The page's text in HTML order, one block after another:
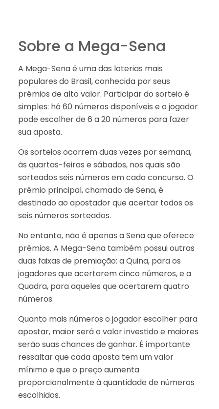
Sobre a Mega-Sena
A Mega-Sena é uma das loterias mais
populares do Brasil, conhecida por seus
prêmios de alto valor. Participar do sorteio é
simples: há 60 números disponíveis e o jogador
pode escolher de 6 a 20 números para fazer
sua aposta.
Os sorteios ocorrem duas vezes por semana,
às quartas-feiras e sábados, nos quais são
sorteados seis números em cada concurso. O
prêmio principal, chamado de Sena, é
destinado ao apostador que acertar todos os
seis números sorteados.
No entanto, não é apenas a Sena que oferece
prêmios. A Mega-Sena também possui outras
duas faixas de premiação: a Quina, para os
jogadores que acertarem cinco números, e a
Quadra, para aqueles que acertarem quatro
números.
Quanto mais números o jogador escolher para
apostar, maior será o valor investido e maiores
serão suas chances de ganhar. É importante
ressaltar que cada aposta tem um valor
mínimo e que o preço aumenta
proporcionalmente à quantidade de números
escolhidos.